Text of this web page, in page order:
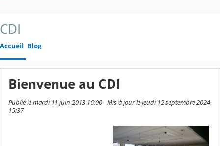
CDI
Accueil Blog
Bienvenue au CDI
Publié le mardi 11 juin 2013 16:00 - Mis à jour le jeudi 12 septembre 2024
15:37